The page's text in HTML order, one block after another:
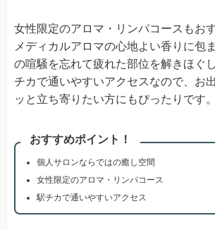
女性限定のアロマ・リンパコースもお
メディカルアロマの心地よい香りに包
の喧騒を忘れて疲れた部位を解きほぐ
チカで通いやすいアクセスなので、お
ッと立ち寄りたい方にもぴったりです。
おすすめポイント！
個人サロンならではの癒し空間
女性限定のアロマ・リンパコース
駅チカで通いやすいアクセス